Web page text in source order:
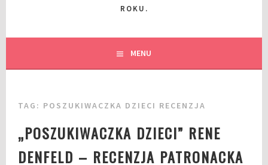
ROKU.
MENU
TAG: POSZUKIWACZKA DZIECI RECENZJA
„POSZUKIWACZKA DZIECI” RENE
DENFELD – RECENZJA PATRONACKA